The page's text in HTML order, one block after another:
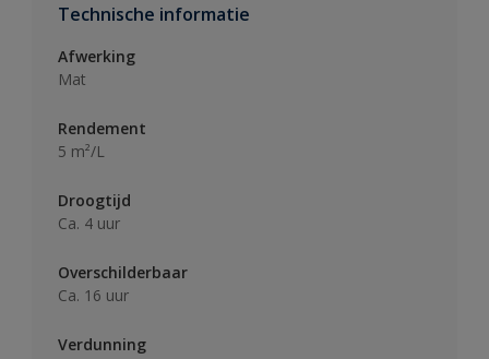
Technische informatie
Afwerking
Mat
Rendement
5 m²/L
Droogtijd
Ca. 4 uur
Overschilderbaar
Ca. 16 uur
Verdunning